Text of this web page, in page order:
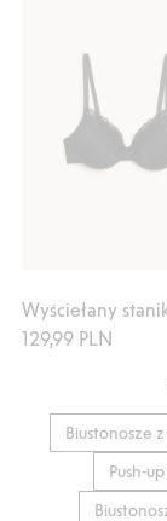
129,99 PLN
Biustonosze
Push-